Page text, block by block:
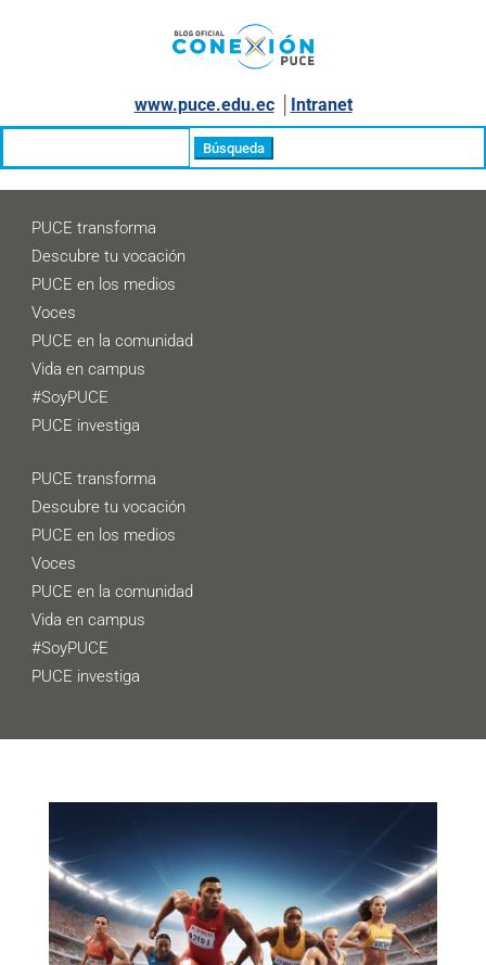
www.puce.edu.ec│ Intranet
PUCE transforma
Descubre tu vocación
PUCE en los medios
Voces
PUCE en la comunidad
Vida en campus
#SoyPUCE
PUCE investiga
PUCE transforma
Descubre tu vocación
PUCE en los medios
Voces
PUCE en la comunidad
Vida en campus
#SoyPUCE
PUCE investiga